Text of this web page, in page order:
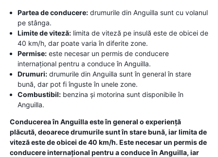
Partea de conducere: drumurile din Anguilla sunt cu volanul
pe stânga.
Limite de viteză: limita de viteză pe insulă este de obicei de
40 km/h, dar poate varia în diferite zone.
Permise: este necesar un permis de conducere
internațional pentru a conduce în Anguilla.
Drumuri: drumurile din Anguilla sunt în general în stare
bună, dar pot fi înguste în unele zone.
Combustibil: benzina și motorina sunt disponibile în
Anguilla.
Conducerea în Anguilla este în general o experiență
plăcută, deoarece drumurile sunt în stare bună, iar limita de
viteză este de obicei de 40 km/h. Este necesar un permis de
conducere internațional pentru a conduce în Anguilla, iar